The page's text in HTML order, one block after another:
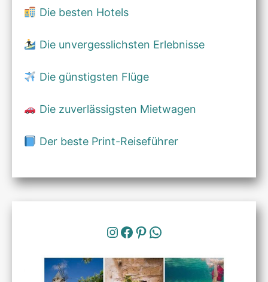
Die besten Hotels
Die unvergesslichsten Erlebnisse
Die günstigsten Flüge
Die zuverlässigsten Mietwagen
Der beste Print-Reiseführer
Instagram
Facebook
Pinterest
WhatsApp